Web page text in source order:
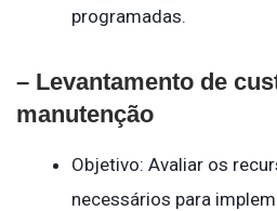
programadas.
– Levantamento de
manutenção
Objetivo: Avaliar os
necessários para